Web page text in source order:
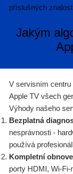
příslušných
Jakým
V servisním centru
Apple TV všech
Výhody našeho
Bezplatná
nesprávnosti -
používá
Kompletní
porty HDMI, Wi-Fi-